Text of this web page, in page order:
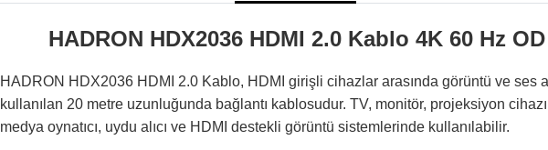
HADRON HDX2036 HDMI 2.0 Kablo 4K 60 Hz
HADRON HDX2036 HDMI 2.0 Kablo, HDMI girişli cihazlar arasında görüntü ve ses
kullanılan 20 metre uzunluğunda bağlantı kablosudur. TV, monitör, projeksiyon
medya oynatıcı, uydu alıcı ve HDMI destekli görüntü sistemlerinde kullanılabilir.